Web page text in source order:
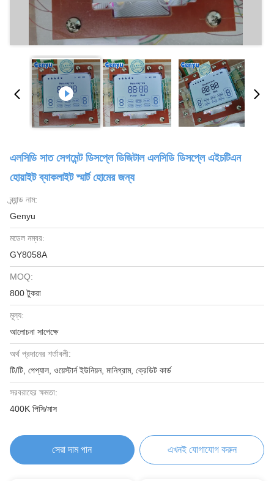
এলসিডি সাত সেগমেন্ট ডিসপ্লে ডিজিটাল এলসিডি ডিসপ্লে এইচটিএন
হোয়াইট ব্যাকলাইট স্মার্ট হোমের জন্য
ব্র্যান্ড নাম:
Genyu
মডেল নম্বর:
GY8058A
MOQ:
800 টুকরা
মূল্য:
আলোচনা সাপেক্ষে
অর্থ প্রদানের শর্তাবলী:
টি/টি, পেপ্যাল, ওয়েস্টার্ন ইউনিয়ন, মানিগ্রাম, ক্রেডিট কার্ড
সরবরাহের ক্ষমতা:
400K পিসি/মাস
সেরা দাম পান এখনই যোগাযোগ করুন